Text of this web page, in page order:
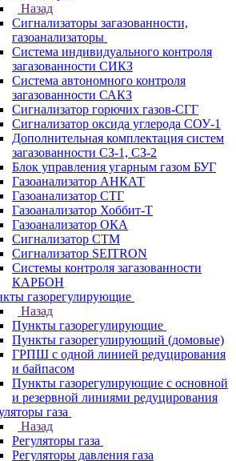
Назад
Сигнализаторы загазованности,
газоанализаторы
Система индивидуального контроля
загазованности СИКЗ
Система автономного контроля
загазованности САКЗ
Сигнализатор горючих газов-СГГ
Сигнализатор оксида углерода СОУ-1
Дополнительная комплектация систем
загазованности СЗ-1, СЗ-2
Блок управления угарным газом БУГ
Газоанализатор АНКАТ
Газоанализатор СТГ
Газоанализатор Хоббит-Т
Газоанализатор ОКА
Сигнализатор СТМ
Сигнализатор SEITRON
Системы контроля загазованности
КАРБОН
газорегулирующие
Назад
Пункты газорегулирующие
Пункты газорегулирующий (домовые)
ГРПШ с одной линией редуцирования
и байпасом
Пункты газорегулирующие с основной
и резервной линиями редуцирования
газа
Назад
Регуляторы газа
Регуляторы давления газа